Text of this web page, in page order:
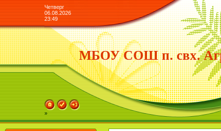
Четверг
06.08.2026
23:49
МБОУ СОШ п. свх.
»